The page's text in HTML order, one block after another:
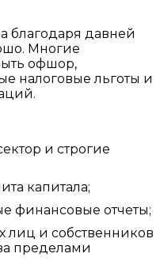
благодаря давней
Многие
офшор,
налоговые льготы и
и строгие
капитала;
финансовые отчеты;
лиц и собственников
пределами